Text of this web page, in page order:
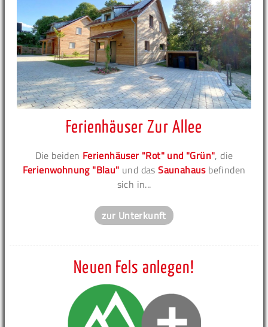
Ferienhäuser Zur Allee
Die beiden Ferienhäuser "Rot" und "Grün", die
Ferienwohnung "Blau" und dasSaunahausbefinden
sich in...
zur Unterkunft
Neuen Fels anlegen!